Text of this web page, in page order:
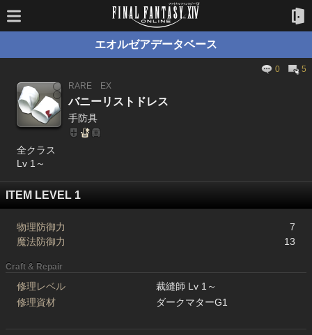
エオルゼアデータベース
0
5
RARE
EX
バニーリストドレス
手防具
全クラス
Lv 1～
ITEM LEVEL 1
物理防御力
7
魔法防御力
13
Craft & Repair
修理レベル
裁縫師 Lv 1～
修理資材
ダークマターG1